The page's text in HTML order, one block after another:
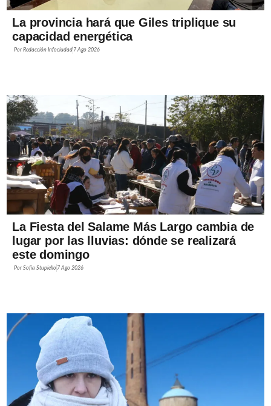
La provincia hará que Giles triplique su
capacidad energética
PorRedacción Infociudad 7 Ago 2026
La Fiesta del Salame Más Largo cambia de
lugar por las lluvias: dónde se realizará
este domingo
PorSofía Stupiello 7 Ago 2026